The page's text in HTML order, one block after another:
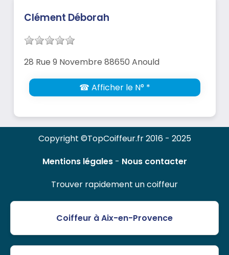
Clément Déborah
28 Rue 9 Novembre 88650 Anould
☎ Afficher le N° *
Copyright ©TopCoiffeur.fr 2016 - 2025
Mentions légales- Nous contacter
Trouver rapidement un coiffeur
Coiffeur à Aix-en-Provence